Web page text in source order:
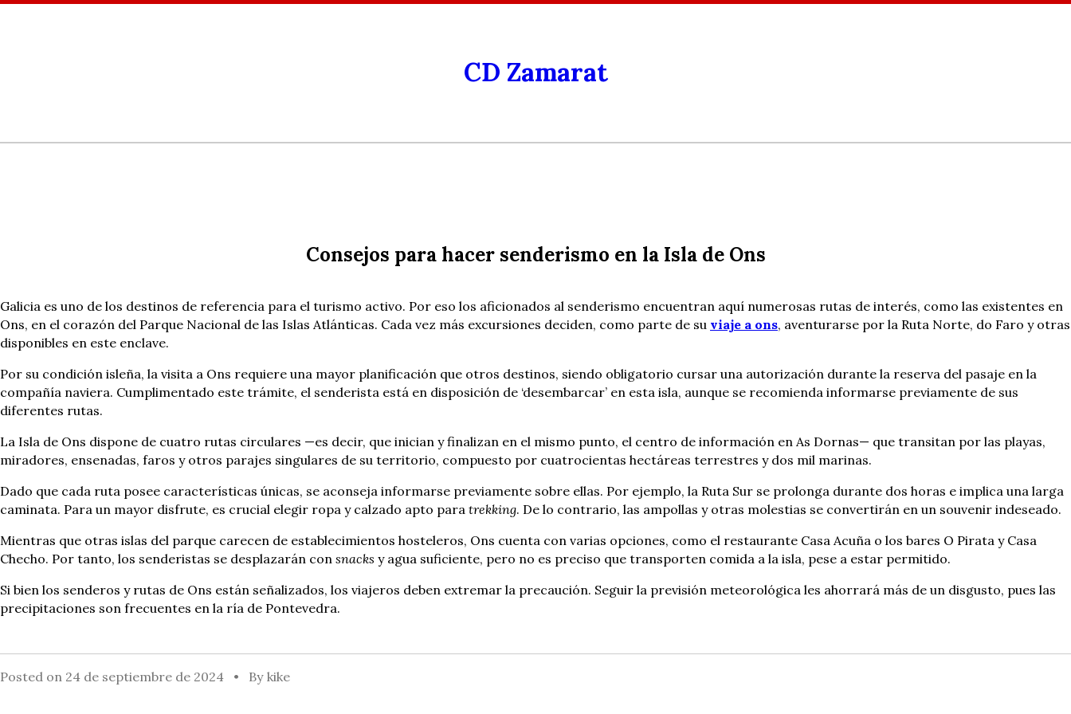
CD Zamarat
Consejos para hacer senderismo en la Isla de Ons
Galicia es uno de los destinos de referencia para el turismo activo. Por eso los aficionados al senderismo encuentran aquí numerosas rutas de interés, como las existentes en
Ons, en el corazón del Parque Nacional de las Islas Atlánticas. Cada vez más excursiones deciden, como parte de su viaje a ons, aventurarse por la Ruta Norte, do Faro y otras
disponibles en este enclave.
Por su condición isleña, la visita a Ons requiere una mayor planificación que otros destinos, siendo obligatorio cursar una autorización durante la reserva del pasaje en la
compañía naviera. Cumplimentado este trámite, el senderista está en disposición de ‘desembarcar’ en esta isla, aunque se recomienda informarse previamente de sus
diferentes rutas.
La Isla de Ons dispone de cuatro rutas circulares —es decir, que inician y finalizan en el mismo punto, el centro de información en As Dornas— que transitan por las playas,
miradores, ensenadas, faros y otros parajes singulares de su territorio, compuesto por cuatrocientas hectáreas terrestres y dos mil marinas.
Dado que cada ruta posee características únicas, se aconseja informarse previamente sobre ellas. Por ejemplo, la Ruta Sur se prolonga durante dos horas e implica una larga
caminata. Para un mayor disfrute, es crucial elegir ropa y calzado apto para trekking. De lo contrario, las ampollas y otras molestias se convertirán en un souvenir indeseado.
Mientras que otras islas del parque carecen de establecimientos hosteleros, Ons cuenta con varias opciones, como el restaurante Casa Acuña o los bares O Pirata y Casa
Checho. Por tanto, los senderistas se desplazarán con snacks y agua suficiente, pero no es preciso que transporten comida a la isla, pese a estar permitido.
Si bien los senderos y rutas de Ons están señalizados, los viajeros deben extremar la precaución. Seguir la previsión meteorológica les ahorrará más de un disgusto, pues las
precipitaciones son frecuentes en la ría de Pontevedra.
Posted on 24 de septiembre de 2024 By kike